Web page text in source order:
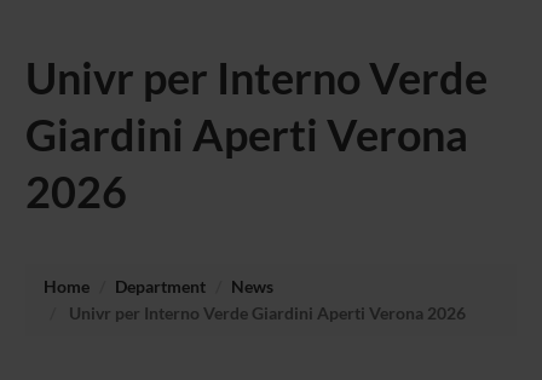
Univr per Interno Verde
Giardini Aperti Verona
2026
Home Department
News
Univr per Interno Verde Giardini Aperti Verona 2026